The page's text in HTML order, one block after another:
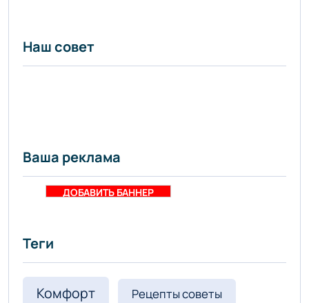
обсудили в
Астане -
Наш совет
Ваша реклама
ДОБАВИТЬ БАННЕР
Теги
Комфорт Рецепты советы